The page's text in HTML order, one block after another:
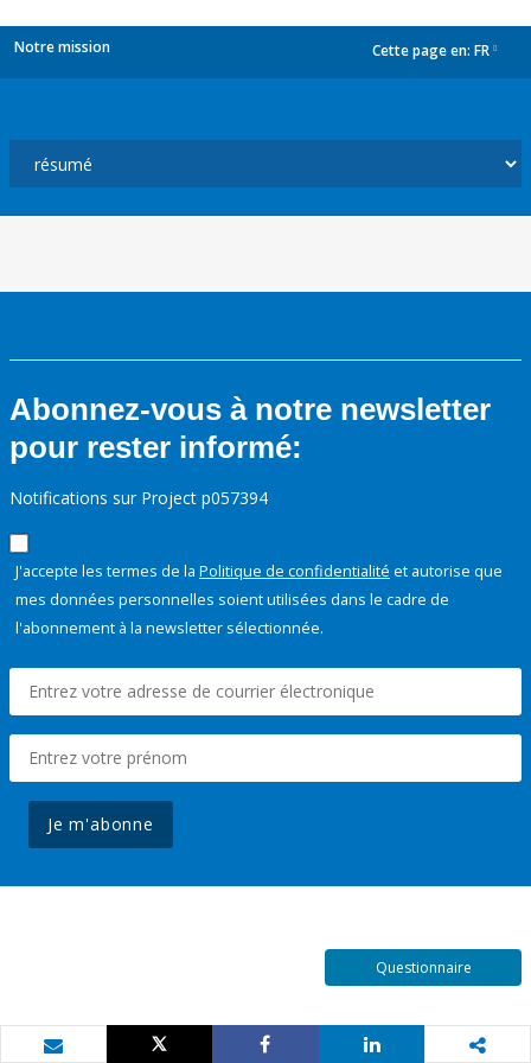
Notre mission Cette page en: FR
Abonnez-vous à notre newsletter
pour rester informé:
Notifications sur Project p057394
J'accepte les termes de la Politique de confidentialité et autorise que
mes données personnelles soient utilisées dans le cadre de
l'abonnement à la newsletter sélectionnée.
Je m'abonne
Questionnaire